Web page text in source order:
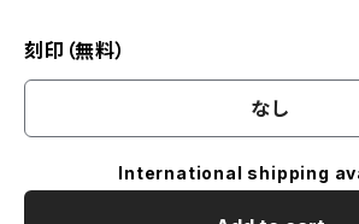
刻印（無料）
なし
International shipping